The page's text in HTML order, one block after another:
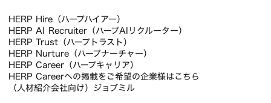
HERP Hire（ハープハイアー）
HERP AI Recruiter（ハープAIリクルーター）
HERP Trust（ハープトラスト）
HERP Nurture（ハープナーチャー）
HERP Career（ハープキャリア）
HERP Careerへの掲載をご希望の企業様はこちら
（人材紹介会社向け）ジョブミル